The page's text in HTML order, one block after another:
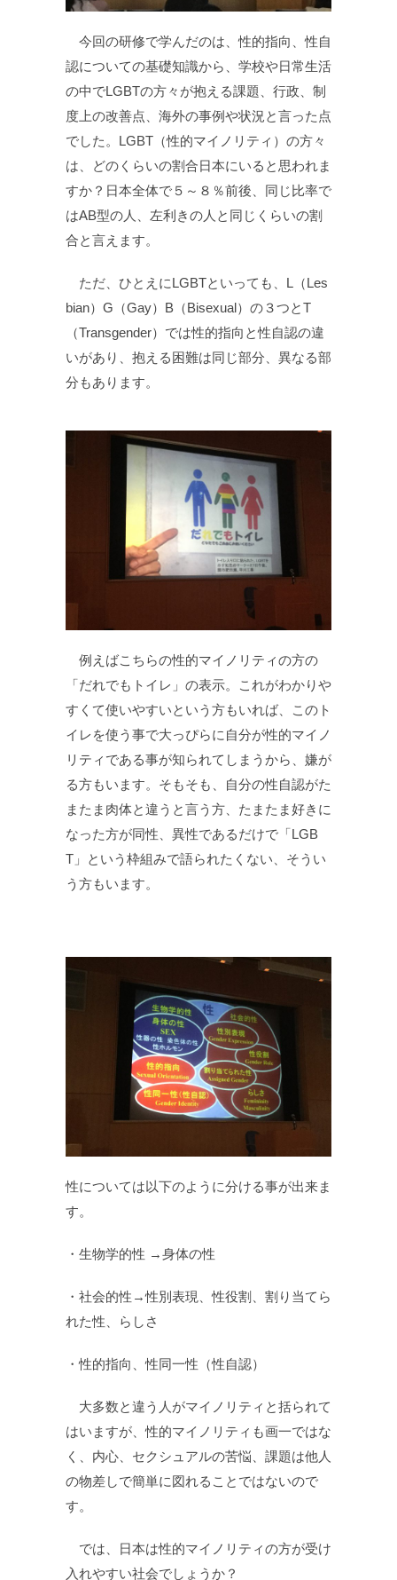
今回の研修で学んだのは、性的指向、性自
認についての基礎知識から、学校や日常生活
の中でLGBTの方々が抱える課題、行政、制
度上の改善点、海外の事例や状況と言った点
でした。LGBT（性的マイノリティ）の方々
は、どのくらいの割合日本にいると思われま
すか？日本全体で５～８％前後、同じ比率で
はAB型の人、左利きの人と同じくらいの割
合と言えます。
ただ、ひとえにLGBTといっても、L（Les
bian）G（Gay）B（Bisexual）の３つとT
（Transgender）では性的指向と性自認の違
いがあり、抱える困難は同じ部分、異なる部
分もあります。
例えばこちらの性的マイノリティの方の
「だれでもトイレ」の表示。これがわかりや
すくて使いやすいという方もいれば、このト
イレを使う事で大っぴらに自分が性的マイノ
リティである事が知られてしまうから、嫌が
る方もいます。そもそも、自分の性自認がた
またま肉体と違うと言う方、たまたま好きに
なった方が同性、異性であるだけで「LGB
T」という枠組みで語られたくない、そうい
う方もいます。
性については以下のように分ける事が出来ま
す。
・生物学的性 →身体の性
・社会的性→性別表現、性役割、割り当てら
れた性、らしさ
・性的指向、性同一性（性自認）
大多数と違う人がマイノリティと括られて
はいますが、性的マイノリティも画一ではな
く、内心、セクシュアルの苦悩、課題は他人
の物差しで簡単に図れることではないので
す。
では、日本は性的マイノリティの方が受け
入れやすい社会でしょうか？